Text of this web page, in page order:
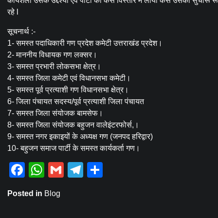
रहे l
सूचनार्थ :-
1- समस्त पदाधिकारी गण प्रदेश कमेटी उत्तराखंड प्रदेश।
2- माननीय विधायक गण लक्सर।
3- समस्त प्रभारी लोकसभा क्षेत्र।
4- समस्त जिला कमेटी एवं विधानसभा कमेटी।
5- समस्त पूर्व प्रत्याशी गण विधानसभा क्षेत्र।
6- जिला पंचायत सदस्य/पूर्व प्रत्याशी जिला पंचायत
7- समस्त जिला संयोजक बामसेफ।
8- समस्त जिला संयोजक बहुजन वालेइंटरफोर्स,।
9- समस्त नगर इकाइयों के अध्यक्ष गण (जनपद हरिद्वार)
10- बहुजन समाज पार्टी के समस्त कार्यकर्ता गण।
Facebook
WhatsApp
GmailTelegram
Posted in Blog